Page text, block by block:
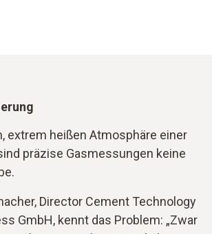
extrem heißen Atmosphäre einer
präzise Gasmessungen keine
Director Cement Technology
GmbH, kennt das Problem: „Zwar